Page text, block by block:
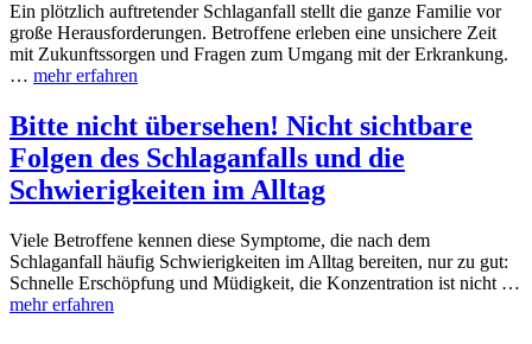
Ein plötzlich auftretender Schlaganfall stellt die ganze Familie vor
große Herausforderungen. Betroffene erleben eine unsichere Zeit
mit Zukunftssorgen und Fragen zum Umgang mit der Erkrankung.
… mehr erfahren
Bitte nicht übersehen! Nicht sichtbare
Folgen des Schlaganfalls und die
Schwierigkeiten im Alltag
Viele Betroffene kennen diese Symptome, die nach dem
Schlaganfall häufig Schwierigkeiten im Alltag bereiten, nur zu gut:
Schnelle Erschöpfung und Müdigkeit, die Konzentration ist nicht …
mehr erfahren